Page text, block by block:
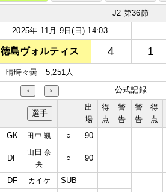
J2 第36節
2025年 11月 9日(日) 14:03
徳島ヴォルティス 4 1
晴時々曇 5,251人
＜ ＞ 公式記録
選手
出
場
得
点
警
告
GK 田中 颯 ○ 90
DF
山田 奈
央
○ 90
DF カイケ SUB
警
告
得
点